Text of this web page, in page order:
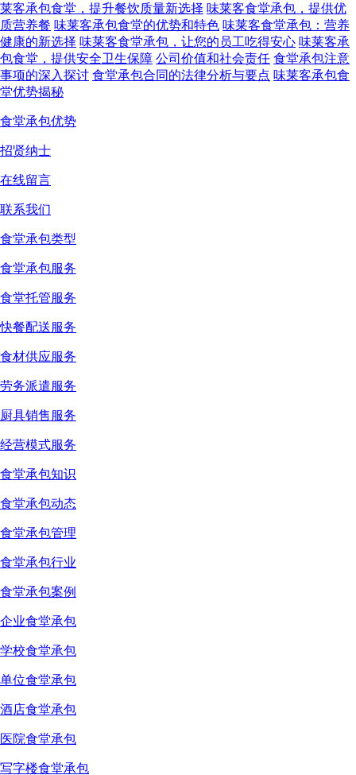
莱客承包食堂，提升餐饮质量新选择 味莱客食堂承包，提供优
质营养餐 味莱客承包食堂的优势和特色 味莱客食堂承包：营养
健康的新选择 味莱客食堂承包，让您的员工吃得安心 味莱客承
包食堂，提供安全卫生保障 公司价值和社会责任 食堂承包注意
事项的深入探讨 食堂承包合同的法律分析与要点 味莱客承包食
堂优势揭秘
食堂承包优势
招贤纳士
在线留言
联系我们
食堂承包类型
食堂承包服务
食堂托管服务
快餐配送服务
食材供应服务
劳务派遣服务
厨具销售服务
经营模式服务
食堂承包知识
食堂承包动态
食堂承包管理
食堂承包行业
食堂承包案例
企业食堂承包
学校食堂承包
单位食堂承包
酒店食堂承包
医院食堂承包
写字楼食堂承包